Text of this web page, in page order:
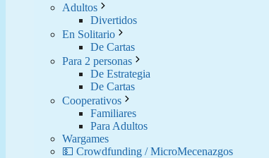
Adultos
Divertidos
En Solitario
De Cartas
Para 2 personas
De Estrategia
De Cartas
Cooperativos
Familiares
Para Adultos
Wargames
💵 Crowdfunding / MicroMecenazgos